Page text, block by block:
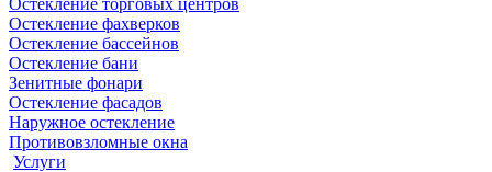
Остекление торговых центров
Остекление фахверков
Остекление бассейнов
Остекление бани
Зенитные фонари
Остекление фасадов
Наружное остекление
Противовзломные окна
Услуги